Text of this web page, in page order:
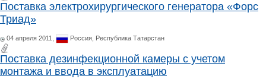
Поставка электрохирургического генератора «Форс
Триад»
04 апреля 2011, Россия, Республика Татарстан
Поставка дезинфекционной камеры с учетом
монтажа и ввода в эксплуатацию